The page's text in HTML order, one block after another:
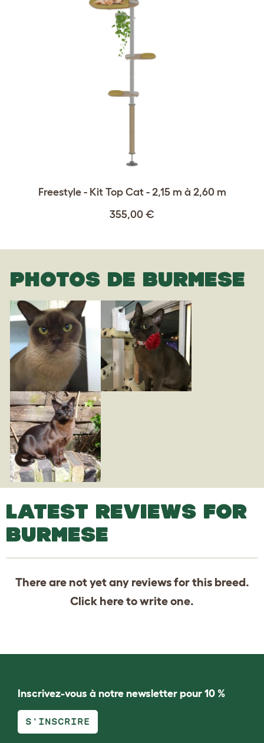
Freestyle - Kit Top Cat - 2,15 m à 2,60 m
355,00 €
PHOTOS DE BURMESE
LATEST REVIEWS FOR
BURMESE
There are not yet any reviews for this breed.
Click hereto write one.
Inscrivez-vous à notre newsletter pour 10 %
S'INSCRIRE